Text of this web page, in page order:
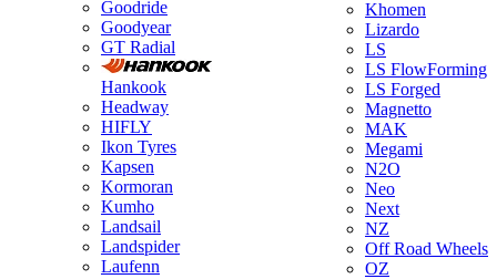
Goodride
Goodyear
GT Radial
Hankook
Headway
HIFLY
Ikon Tyres
Kapsen
Kormoran
Kumho
Landsail
Landspider
Laufenn
Khomen
Lizardo
LS
LS FlowForming
LS Forged
Magnetto
MAK
Megami
N2O
Neo
Next
NZ
Off Road Wheels
OZ